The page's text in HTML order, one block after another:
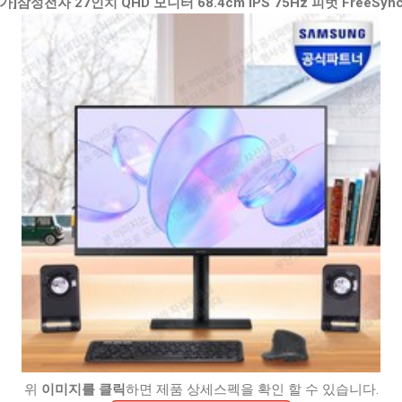
위 이미지를 클릭하면 제품 상세스펙을 확인 할 수 있습니다.